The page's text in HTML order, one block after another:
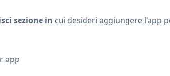
sezione in cui desideri aggiungere l'app
app